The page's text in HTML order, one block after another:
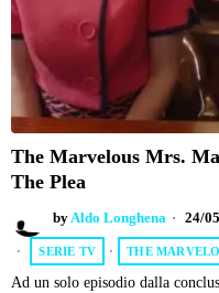
The Marvelous Mrs.
The Plea
byAldo Longhena 24/
SERIE TV · THE
Ad un solo episodio dalla